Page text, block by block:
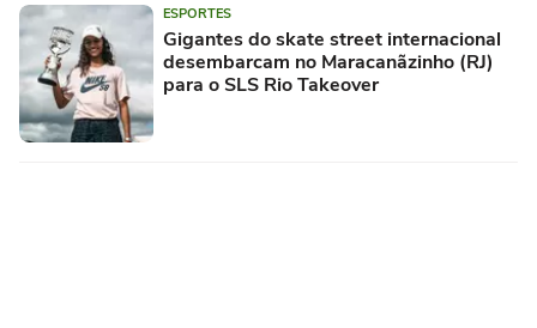
ESPORTES
Gigantes do skate street internacional
desembarcam no Maracanãzinho (RJ)
para o SLS Rio Takeover